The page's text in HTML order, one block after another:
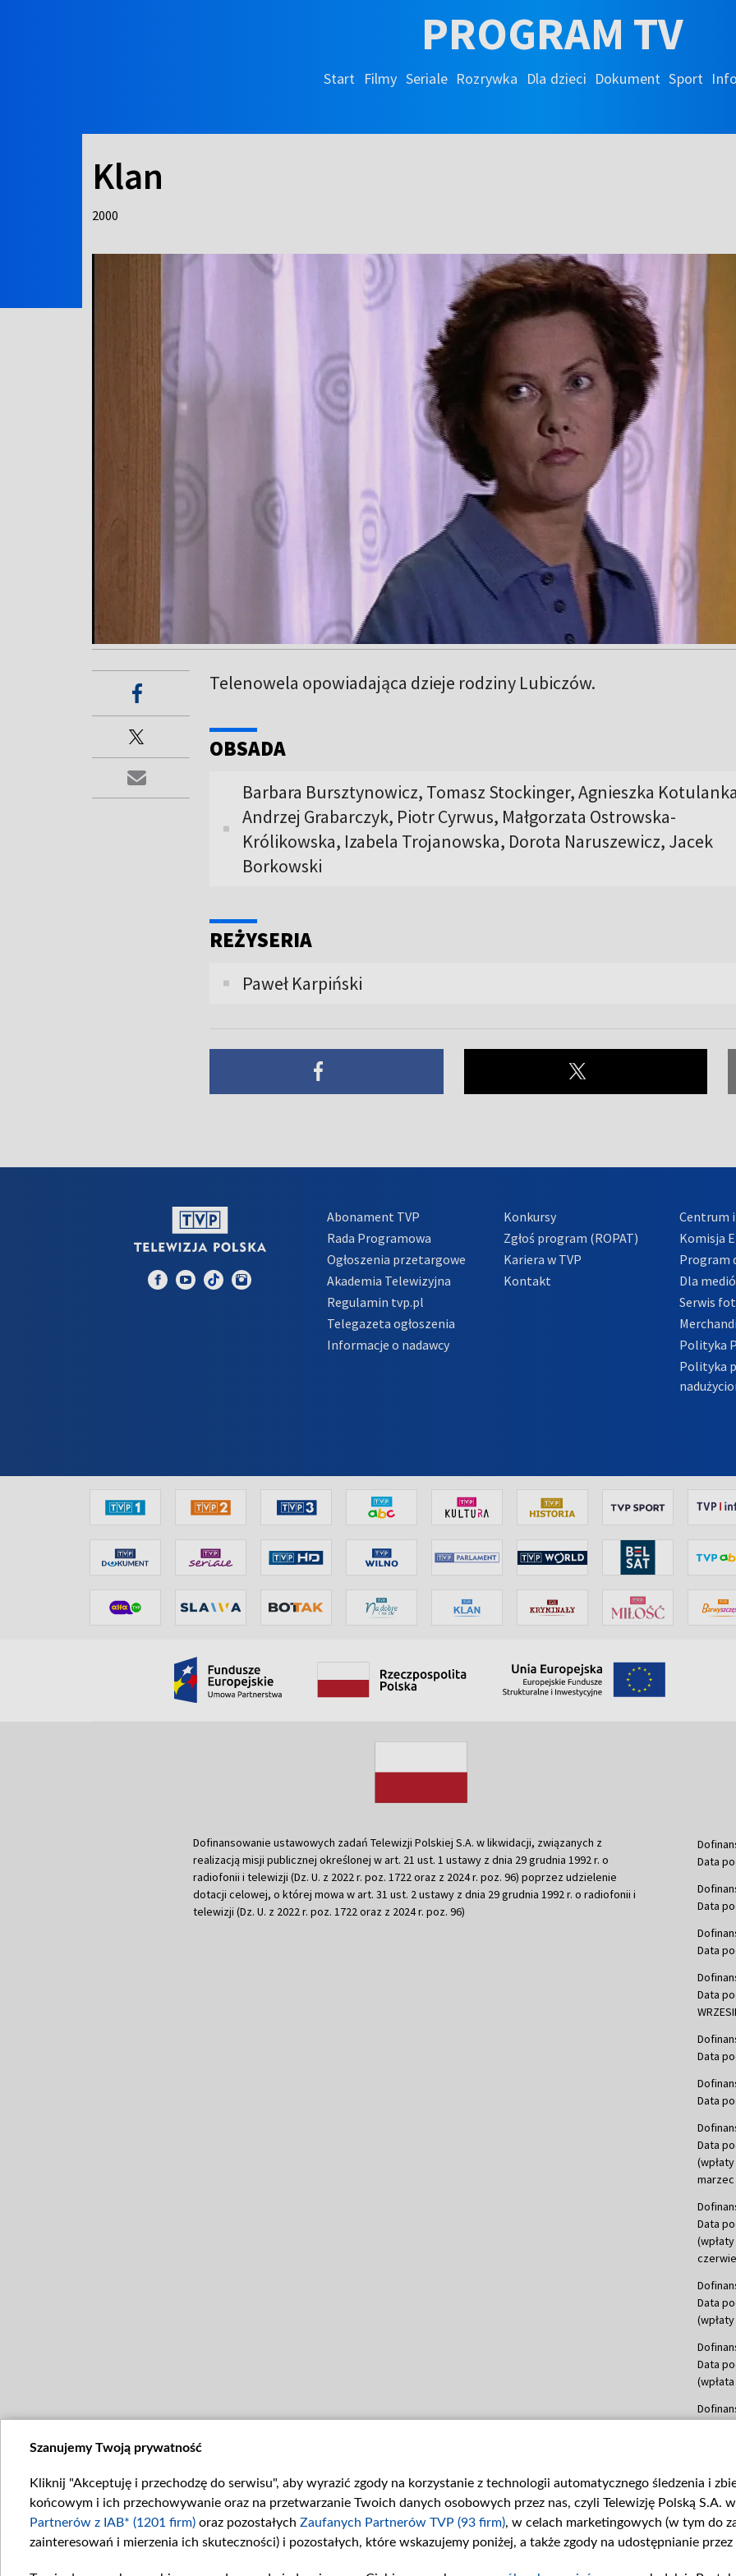
PROGRAM TV
Start Filmy Seriale Rozrywka Dla dzieci Dokument Sport
Klan
2000
Telenowela opowiadająca dzieje rodziny Lubiczów.
OBSADA
Barbara Bursztynowicz, Tomasz Stockinger, Agnieszka
Andrzej Grabarczyk, Piotr Cyrwus, Małgorzata Ostrowska-
Królikowska, Izabela Trojanowska, Dorota Naruszewicz, Jacek
Borkowski
REŻYSERIA
Paweł Karpiński
Abonament TVP
Rada Programowa
Ogłoszenia przetargowe
Akademia Telewizyjna
Regulamin tvp.pl
Telegazeta ogłoszenia
Informacje o nadawcy
Konkursy
Zgłoś program (ROPAT)
Kariera w TVP
Kontakt
Centrum
Komisja
Program
Dla
Serwis
Polityka
Polityka
Dofinansowanie ustawowych zadań Telewizji Polskiej S.A. w likwidacji, związanych z
realizacją misji publicznej określonej w art. 21 ust. 1 ustawy z dnia 29 grudnia 1992 r. o
radiofonii i telewizji (Dz. U. z 2022 r. poz. 1722 oraz z 2024 r. poz. 96) poprzez udzielenie
dotacji celowej, o której mowa w art. 31 ust. 2 ustawy z dnia 29 grudnia 1992 r. o radiofonii i
telewizji (Dz. U. z 2022 r. poz. 1722 oraz z 2024 r. poz. 96)
Data
Data
Data
Data
Data
Data
Data
marzec
Data
Data
Data
Data
Szanujemy Twoją prywatność
Kliknij "Akceptuję i przechodzę do serwisu", aby wyrazić zgody na korzystanie z technologii automatycznego śledzenia i
końcowym i ich przechowywanie oraz na przetwarzanie Twoich danych osobowych przez nas, czyli Telewizję Polską S.A.
Partnerów z IAB* (1201 firm) oraz pozostałych Zaufanych Partnerów TVP (93 firm), w celach marketingowych (w tym do
zainteresowań i mierzenia ich skuteczności) i pozostałych, które wskazujemy poniżej, a także zgody na udostępnianie